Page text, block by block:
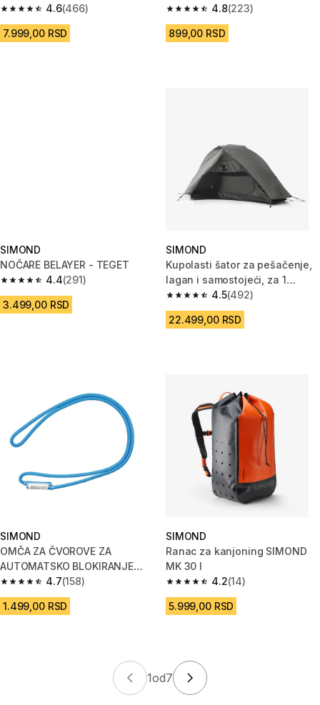
za temperature do 10 °C
4.6
4.6 od 5 zvezdica from 466 Recenzije
(466)
7.999,00 RSD
4.8
4.8 od 5 zvezdica from 223
(223)
899,00 RSD
SIMOND
NOČARE BELAYER - TEGET
4.4
4.4 od 5 zvezdica from 291 Recenzije
(291)
3.499,00 RSD
SIMOND
Kupolasti šator za pešačenje,
lagan i samostojeći, za 1
osobu, MT900
4.5
4.5 od 5 zvezdica from 492
(492)
22.499,00 RSD
SIMOND
OMČA ZA ČVOROVE ZA
AUTOMATSKO BLOKIRANJE
AUTOBLOK - 60 cm
4.7
4.7 od 5 zvezdica from 158 Recenzije
(158)
1.499,00 RSD
SIMOND
Ranac za kanjoning SIMOND
MK 30 l
4.2
4.2 od 5 zvezdica from 14
(14)
5.999,00 RSD
1od7